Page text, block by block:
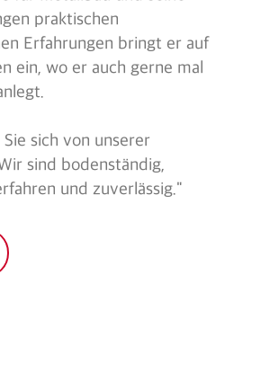
praktischen
Erfahrungen bringt er auf
ein, wo er auch gerne mal
sich von unserer
sind bodenständig,
und zuverlässig."